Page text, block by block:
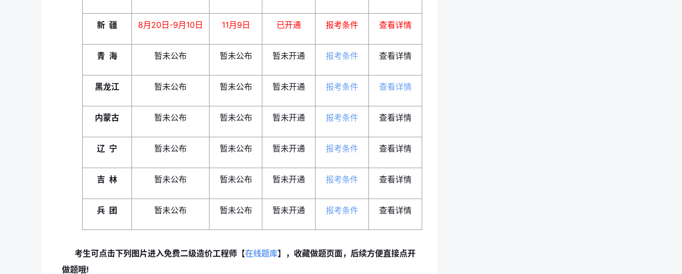
新 疆 8月20日-9月10日 11月9日 已开通 报考条件 查看详情
青 海 暂未公布 暂未公布 暂未开通 报考条件 查看详情
黑龙江 暂未公布 暂未公布 暂未开通 报考条件 查看详情
内蒙古 暂未公布 暂未公布 暂未开通 报考条件 查看详情
辽 宁 暂未公布 暂未公布 暂未开通 报考条件 查看详情
吉 林 暂未公布 暂未公布 暂未开通 报考条件 查看详情
兵 团 暂未公布 暂未公布 暂未开通 报考条件 查看详情
考生可点击下列图片进入免费二级造价工程师【在线题库】，收藏做题页面，后续方便直接点开
做题哦!